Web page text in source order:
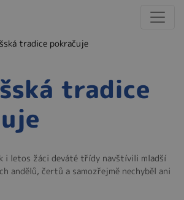
tradice pokračuje
tradice
i letos žáci deváté třídy navštívili mladší
andělů, čertů a samozřejmě nechyběl ani